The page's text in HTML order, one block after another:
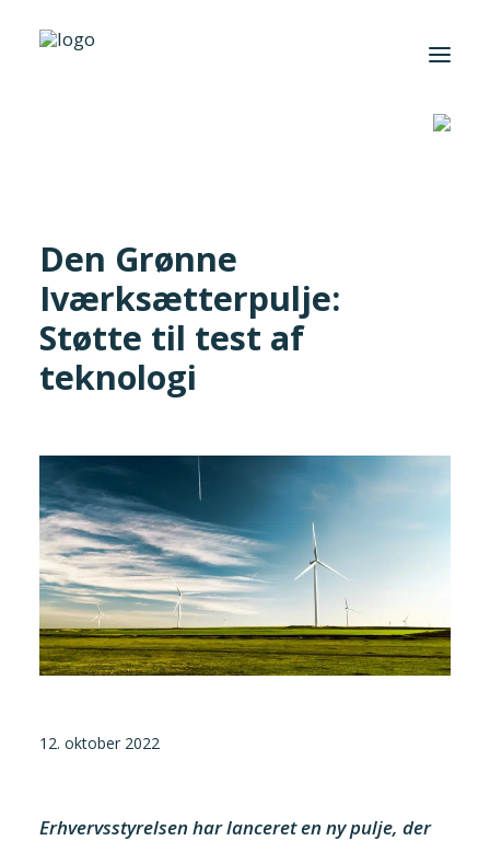
Aktuelt
Cases
Tilmeld nyhedsbrev
Presse og pressemeddelelser
Kontakt
Dansk
Danske Testfaciliteter
Hjem/Aktuelt
Den Grønne
Iværksætterpulje:
Støtte til test af
teknologi
12. oktober 2022
Erhvervsstyrelsen har lanceret en ny pulje, der